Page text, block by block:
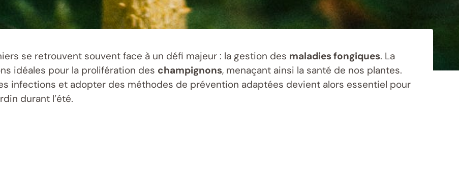
se retrouvent souvent face à un défi majeur : la gestion des maladies fongiques. La
idéales pour la prolifération des champignons, menaçant ainsi la santé de nos plantes.
infections et adopter des méthodes de prévention adaptées devient alors essentiel pour
durant l’été.